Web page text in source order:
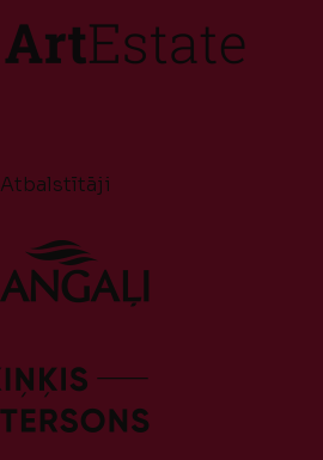
Atbalstītāji